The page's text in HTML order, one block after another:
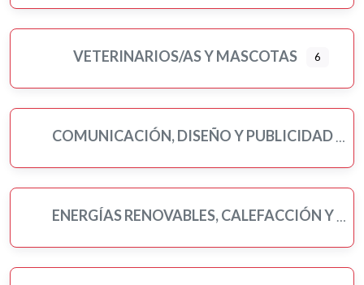
VETERINARIOS/AS Y MASCOTAS 6
COMUNICACIÓN, DISEÑO Y PUBLICIDAD
ENERGÍAS RENOVABLES, CALEFACCIÓN Y FONTANERÍA